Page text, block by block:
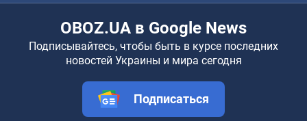
OBOZ.UA в Google News
Подписывайтесь, чтобы быть в курсе последних
новостей Украины и мира сегодня
Подписаться